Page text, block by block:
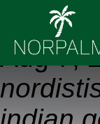
Aug 7,